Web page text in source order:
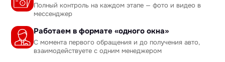
Полный контроль на каждом этапе — фото и видео в
мессенджер
Работаем в формате «одного окна»
С момента первого обращения и до получения авто,
взаимодействуете с одним менеджером